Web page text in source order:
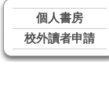
個人書房
校外讀者申請